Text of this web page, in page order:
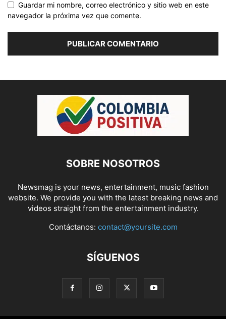
Guardar mi nombre, correo electrónico y sitio web en este
navegador la próxima vez que comente.
SOBRE NOSOTROS
Newsmag is your news, entertainment, music fashion
website. We provide you with the latest breaking news and
videos straight from the entertainment industry.
Contáctanos: contact@yoursite.com
SÍGUENOS